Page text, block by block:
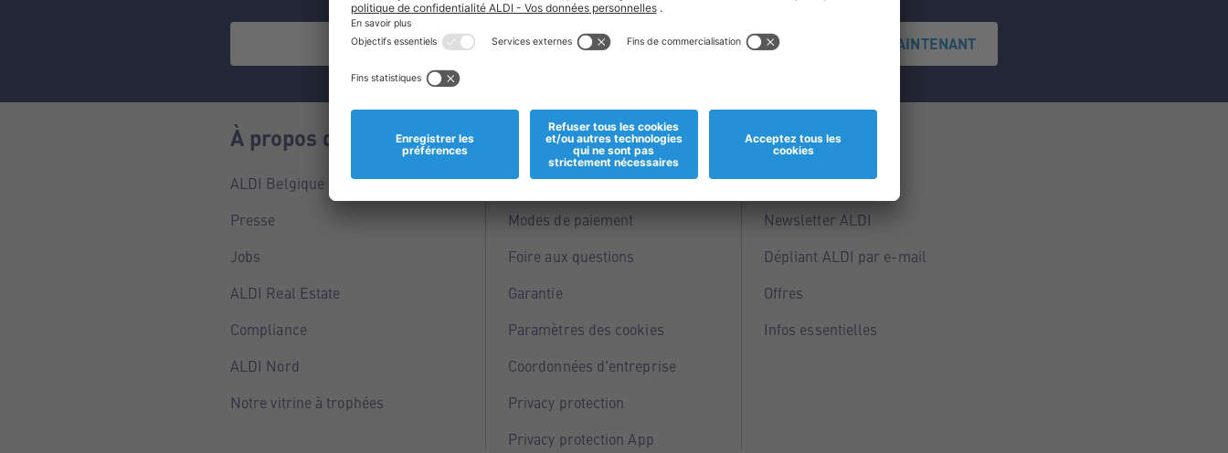
S'INSCRIRE MAINTENANT
À propos de nous
ALDI Belgique
Presse
Jobs
ALDI Real Estate
Compliance
ALDI Nord
Notre vitrine à trophées
Informations
Magasins
Modes de paiement
Foire aux questions
Garantie
Paramètres des cookies
Coordonnées d'entreprise
Privacy protection
Privacy protection App
Service
Points ALDI
Newsletter ALDI
Dépliant ALDI par e-mail
Offres
Infos essentielles